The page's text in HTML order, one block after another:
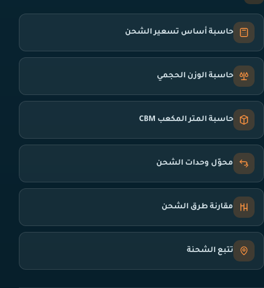
حاسبة أساس تسعير الشحن
حاسبة الوزن الحجمي
حاسبة المتر المكعب CBM
محوّل وحدات الشحن
مقارنة طرق الشحن
تتبع الشحنة